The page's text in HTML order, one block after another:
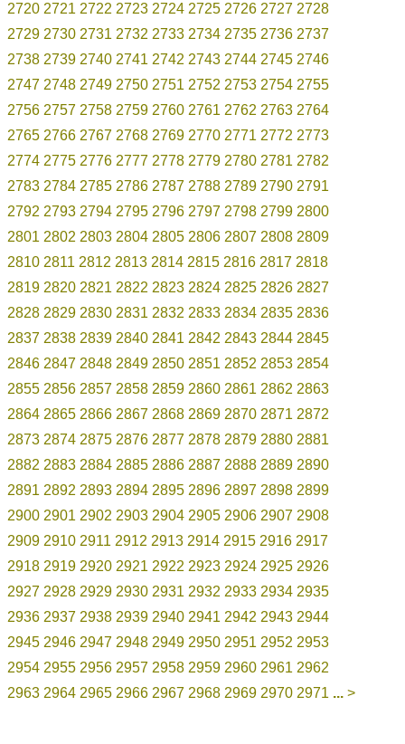
2720 2721 2722 2723 2724 2725 2726 2727 2728
2729 2730 2731 2732 2733 2734 2735 2736 2737
2738 2739 2740 2741 2742 2743 2744 2745 2746
2747 2748 2749 2750 2751 2752 2753 2754 2755
2756 2757 2758 2759 2760 2761 2762 2763 2764
2765 2766 2767 2768 2769 2770 2771 2772 2773
2774 2775 2776 2777 2778 2779 2780 2781 2782
2783 2784 2785 2786 2787 2788 2789 2790 2791
2792 2793 2794 2795 2796 2797 2798 2799 2800
2801 2802 2803 2804 2805 2806 2807 2808 2809
2810 2811 2812 2813 2814 2815 2816 2817 2818
2819 2820 2821 2822 2823 2824 2825 2826 2827
2828 2829 2830 2831 2832 2833 2834 2835 2836
2837 2838 2839 2840 2841 2842 2843 2844 2845
2846 2847 2848 2849 2850 2851 2852 2853 2854
2855 2856 2857 2858 2859 2860 2861 2862 2863
2864 2865 2866 2867 2868 2869 2870 2871 2872
2873 2874 2875 2876 2877 2878 2879 2880 2881
2882 2883 2884 2885 2886 2887 2888 2889 2890
2891 2892 2893 2894 2895 2896 2897 2898 2899
2900 2901 2902 2903 2904 2905 2906 2907 2908
2909 2910 2911 2912 2913 2914 2915 2916 2917
2918 2919 2920 2921 2922 2923 2924 2925 2926
2927 2928 2929 2930 2931 2932 2933 2934 2935
2936 2937 2938 2939 2940 2941 2942 2943 2944
2945 2946 2947 2948 2949 2950 2951 2952 2953
2954 2955 2956 2957 2958 2959 2960 2961 2962
2963 2964 2965 2966 2967 2968 2969 2970 2971 ... >